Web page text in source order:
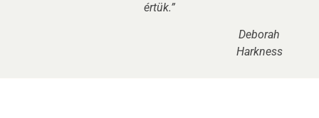
értük.”
Deborah
Harkness